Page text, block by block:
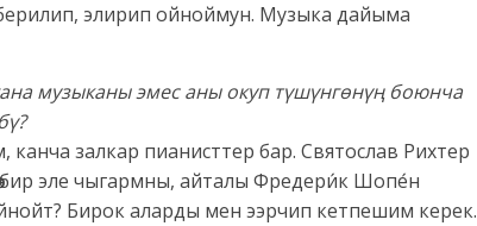
элирип ойноймун. Музыка дайыма
музыканы эмес аны окуп түшүнгөнүң боюнча
залкар пианисттер бар. Святослав Рихтер
эле чыгармны, айталы Фредери́к Шопе́н
Бирок аларды мен ээрчип кетпешим керек.